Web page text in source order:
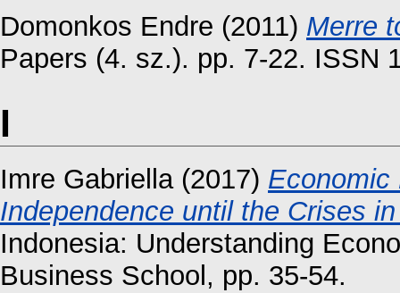
Domonkos Endre (2011) Merre
Papers (4. sz.). pp. 7-22. ISSN
I
Imre Gabriella(2017) Economic
Independence until the Crises
Indonesia: Understanding
Business School, pp. 35-54.